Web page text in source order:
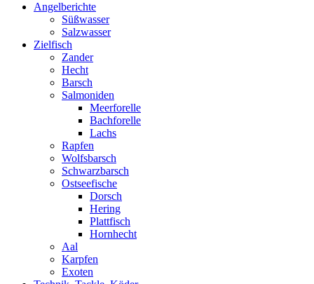
Angelberichte
Süßwasser
Salzwasser
Zielfisch
Zander
Hecht
Barsch
Salmoniden
Meerforelle
Bachforelle
Lachs
Rapfen
Wolfsbarsch
Schwarzbarsch
Ostseefische
Dorsch
Hering
Plattfisch
Hornhecht
Aal
Karpfen
Exoten